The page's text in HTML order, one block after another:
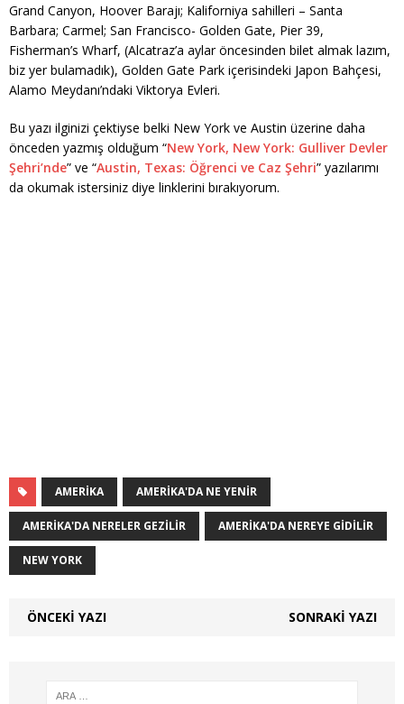
Grand Canyon, Hoover Barajı; Kaliforniya sahilleri – Santa
Barbara; Carmel; San Francisco- Golden Gate, Pier 39,
Fisherman’s Wharf, (Alcatraz’a aylar öncesinden bilet almak lazım,
biz yer bulamadık), Golden Gate Park içerisindeki Japon Bahçesi,
Alamo Meydanı’ndaki Viktorya Evleri.
Bu yazı ilginizi çektiyse belki New York ve Austin üzerine daha
önceden yazmış olduğum “New York, New York: Gulliver Devler
Şehri’nde” ve “Austin, Texas: Öğrenci ve Caz Şehri” yazılarımı
da okumak istersiniz diye linklerini bırakıyorum.
AMERIKA AMERIKA'DA NE YENIR
AMERIKA'DA NERELER GEZILIR AMERIKA'DA NEREYE GIDILIR
NEW YORK
ÖNCEKI YAZI SONRAKI YAZI